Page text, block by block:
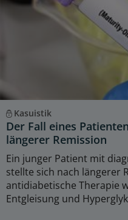
Kasuistik
Der Fall eines
längerer Remission
Ein junger Patient mit
stellte sich nach längerer
antidiabetische Therapie
Entgleisung und